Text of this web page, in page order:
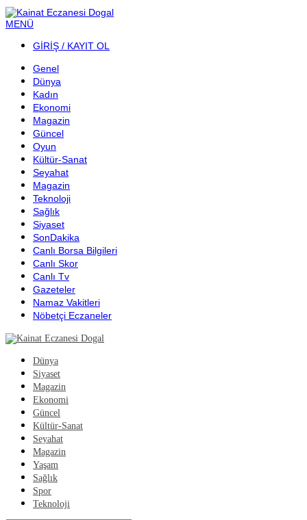
MENÜ
GİRİŞ / KAYIT OL
Genel
Dünya
Kadın
Ekonomi
Magazin
Güncel
Oyun
Kültür-Sanat
Seyahat
Magazin
Teknoloji
Sağlık
Siyaset
SonDakika
Canlı Borsa Bilgileri
Canlı Skor
Canlı Tv
Gazeteler
Namaz Vakitleri
Nöbetçi Eczaneler
Dünya
Siyaset
Magazin
Ekonomi
Güncel
Kültür-Sanat
Seyahat
Magazin
Yaşam
Sağlık
Spor
Teknoloji